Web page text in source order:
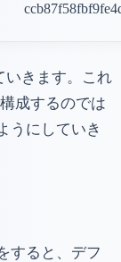
いきます。これ
成するのでは
うにしていき
すると、デフ